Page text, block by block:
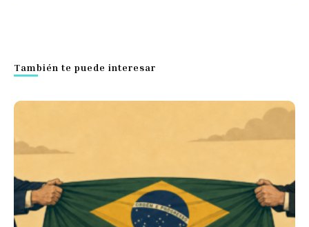
También te puede interesar